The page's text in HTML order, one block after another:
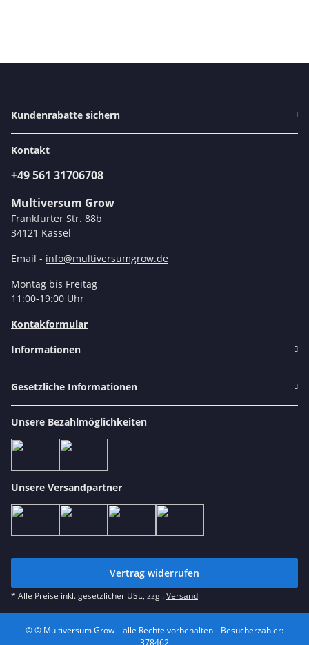
Kundenrabatte sichern
Kontakt
+49 561 31706708
Multiversum Grow
Frankfurter Str. 88b
34121 Kassel
Email - info@multiversumgrow.de
Montag bis Freitag
11:00-19:00 Uhr
Kontakformular
Informationen
Gesetzliche Informationen
Unsere Bezahlmöglichkeiten
Unsere Versandpartner
Vertrag widerrufen
* Alle Preise inkl. gesetzlicher USt., zzgl.Versand
© © Multiversum Grow – alle Rechte vorbehalten
Besucherzähler:
378462